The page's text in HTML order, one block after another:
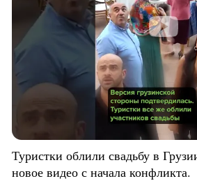
Туристки облили свадьбу в
новое видео с начала конфликта.